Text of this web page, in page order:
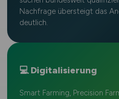
Nachfrage übersteigt das
deutlich.
💻 Digitalisierung
Smart Farming, Precision